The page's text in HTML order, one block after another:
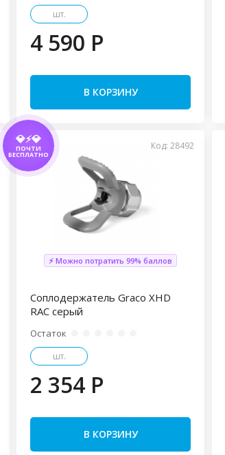
шт.
4 590 P
В КОРЗИНУ
💎⚡💎
ПОЧТИ
БЕСПЛАТНО
Код: 28492
⚡ Можно потратить 99% баллов
Соплодержатель Graco XHD
RAC серый
Остаток
шт.
2 354 P
В КОРЗИНУ